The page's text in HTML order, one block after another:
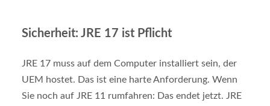
Sicherheit: JRE 17 ist Pflicht
JRE 17 muss auf dem Computer installiert sein, der
UEM hostet. Das ist eine harte Anforderung. Wenn
Sie noch auf JRE 11 rumfahren: Das endet jetzt. JRE